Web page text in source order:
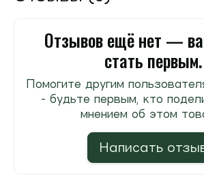
Отзывов ещё нет —
стать первым.
Помогите другим
- будьте первым, кто
мнением об этом
Написать